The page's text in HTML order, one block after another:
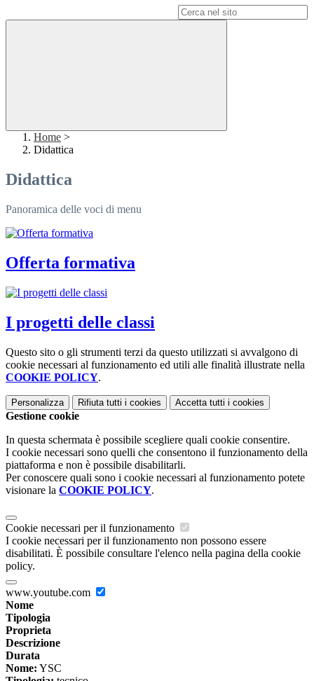
Home >
Didattica
Didattica
Panoramica delle voci di menu
Offerta formativa
I progetti delle classi
Questo sito o gli strumenti terzi da questo utilizzati si avvalgono di
cookie necessari al funzionamento ed utili alle finalità illustrate nella
COOKIE POLICY.
Personalizza Rifiuta tutti i cookies Accetta tutti i cookies
Gestione cookie
In questa schermata è possibile scegliere quali cookie consentire.
I cookie necessari sono quelli che consentono il funzionamento della
piattaforma e non è possibile disabilitarli.
Per conoscere quali sono i cookie necessari al funzionamento potete
visionare la COOKIE POLICY.
Cookie necessari per il funzionamento
I cookie necessari per il funzionamento non possono essere
disabilitati. È possibile consultare l'elenco nella pagina della cookie
policy.
www.youtube.com
Nome
Tipologia
Proprieta
Descrizione
Durata
Nome: YSC